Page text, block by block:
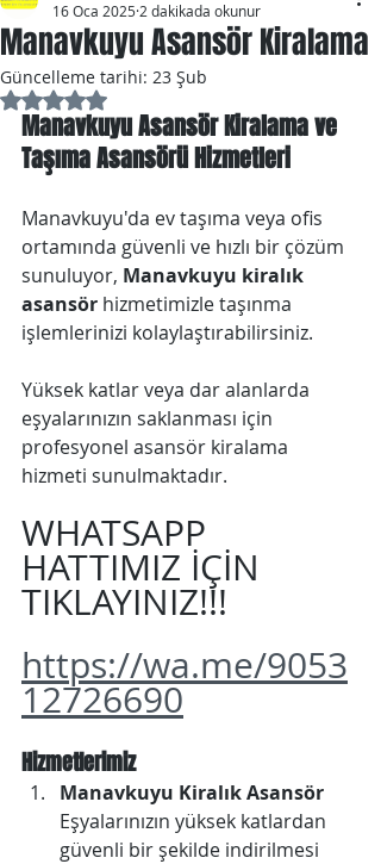
Manavkuyu Asansör Kiralama
16 Oca 2025 2 dakikada okunur
Güncelleme tarihi: 23 Şub
5 üzerinden NaN yıldız
Manavkuyu Asansör Kiralama ve
Taşıma Asansörü Hizmetleri
Manavkuyu'da ev taşıma veya ofis
ortamında güvenli ve hızlı bir çözüm
sunuluyor, Manavkuyu ​​kiralık
asansör hizmetimizle taşınma
işlemlerinizi kolaylaştırabilirsiniz.
Yüksek katlar veya dar alanlarda
eşyalarınızın saklanması için
profesyonel asansör kiralama
hizmeti sunulmaktadır.
WHATSAPP
HATTIMIZ İÇİN
TIKLAYINIZ!!!
https://wa.me/9053
12726690
Hizmetlerimiz
Manavkuyu ​​Kiralık Asansör
Eşyalarınızın yüksek katlardan
güvenli bir şekilde indirilmesi